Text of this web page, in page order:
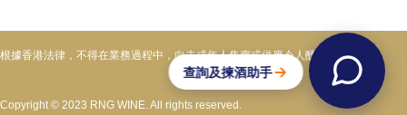
根據香港法律，不得在業務過程中，向未成年人售賣或供應令人醺醉的酒類。
Copyright © 2023 RNG WINE. All rights reserved.